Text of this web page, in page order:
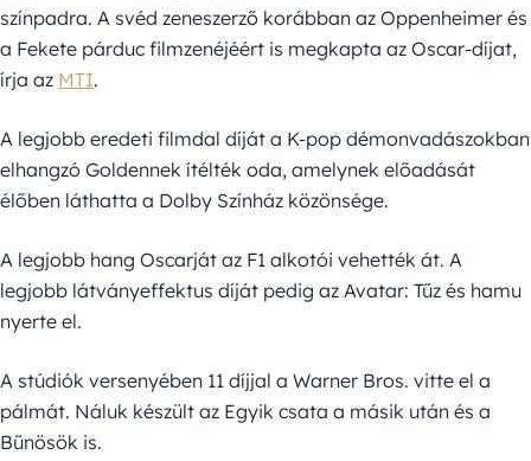
színpadra. A svéd zeneszerző korábban az Oppenheimer és
a Fekete párduc filmzenéjéért is megkapta az Oscar-díjat,
írja az MTI.
A legjobb eredeti filmdal díját a K-pop démonvadászokban
elhangzó Goldennek ítélték oda, amelynek előadását
élőben láthatta a Dolby Színház közönsége.
A legjobb hang Oscarját az F1 alkotói vehették át. A
legjobb látványeffektus díját pedig az Avatar: Tűz és hamu
nyerte el.
A stúdiók versenyében 11 díjjal a Warner Bros. vitte el a
pálmát. Náluk készült az Egyik csata a másik után és a
Bűnösök is.